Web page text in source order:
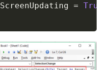
ScreenUpdating = True